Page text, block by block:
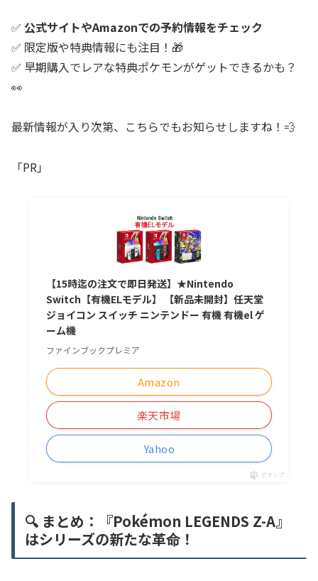
✅ 公式サイトやAmazonでの予約情報をチェック
✅ 限定版や特典情報にも注目！🎁
✅ 早期購入でレアな特典ポケモンがゲットできるかも？
👀
最新情報が入り次第、こちらでもお知らせしますね！💨
「PR」
【15時迄の注文で即日発送】★Nintendo
Switch【有機ELモデル】 【新品未開封】任天堂
ジョイコン スイッチ ニンテンドー 有機 有機el ゲ
ーム機
ファインブックプレミア
Amazon
楽天市場
Yahoo
ポチップ
🔍 まとめ：『Pokémon LEGENDS Z-A』
はシリーズの新たな革命！